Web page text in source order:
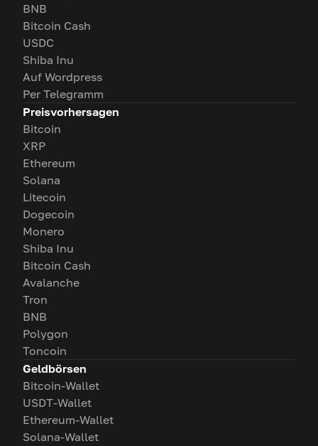
BNB
Bitcoin Cash
USDC
Shiba Inu
Auf Wordpress
Per Telegramm
Preisvorhersagen
Bitcoin
XRP
Ethereum
Solana
Litecoin
Dogecoin
Monero
Shiba Inu
Bitcoin Cash
Avalanche
Tron
BNB
Polygon
Toncoin
Geldbörsen
Bitcoin-Wallet
USDT-Wallet
Ethereum-Wallet
Solana-Wallet